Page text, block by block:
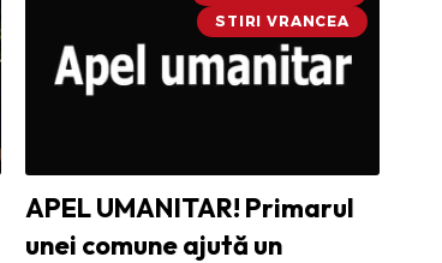
STIRI VRANCEA
APEL UMANITAR! Primarul
unei comune ajută un